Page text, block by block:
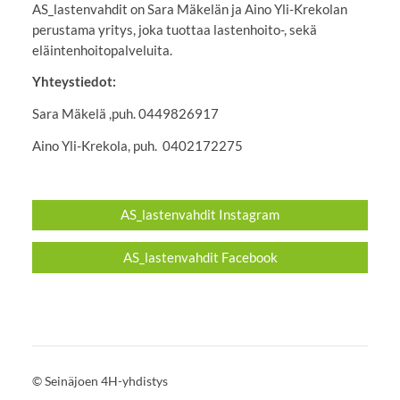
AS_lastenvahdit on Sara Mäkelän ja Aino Yli-Krekolan
perustama yritys, joka tuottaa lastenhoito-, sekä
eläintenhoitopalveluita.
Yhteystiedot:
Sara Mäkelä ,puh. 0449826917
Aino Yli-Krekola, puh. 0402172275
AS_lastenvahdit Instagram
AS_lastenvahdit Facebook
©Seinäjoen 4H-yhdistys